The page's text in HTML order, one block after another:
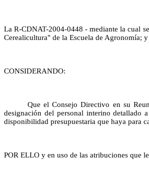
La R-CDNAT-2004-0448 - mediante la cual
Cerealicultura" de la Escuela de Agronomía; y
CONSIDERANDO:
Que el Consejo Directivo en su
designación del personal interino detallado
disponibilidad presupuestaria que haya para
POR ELLO y en uso de las atribuciones que